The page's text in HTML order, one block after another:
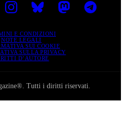
E CONDIZIONI
NOTE LEGALI
SUI COOKIE
SULLA PRIVACY
D’AUTORE
Tutti i diritti riservati.